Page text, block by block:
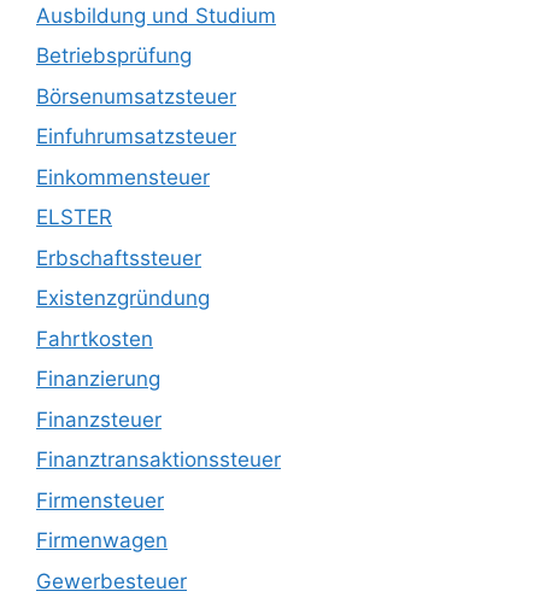
Ausbildung und Studium
Betriebsprüfung
Börsenumsatzsteuer
Einfuhrumsatzsteuer
Einkommensteuer
ELSTER
Erbschaftssteuer
Existenzgründung
Fahrtkosten
Finanzierung
Finanzsteuer
Finanztransaktionssteuer
Firmensteuer
Firmenwagen
Gewerbesteuer